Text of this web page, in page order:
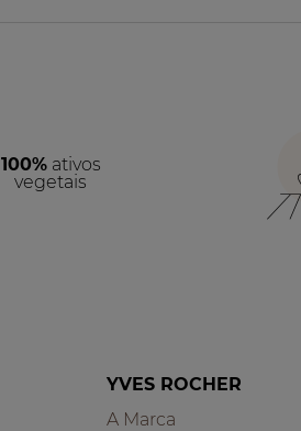
100%ativos
vegetais
YVES ROCHER
A Marca